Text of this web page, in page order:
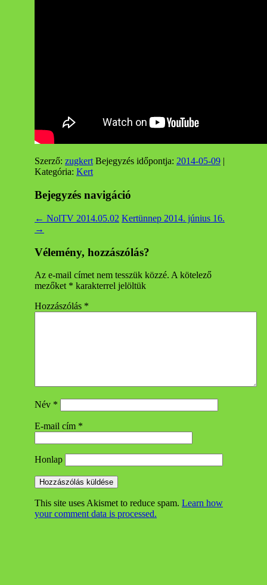
Szerző: zugkertBejegyzés időpontja: 2014-05-09 |
Kategória: Kert
Bejegyzés navigáció
← NolTV 2014.05.02 Kertünnep 2014. június 16.
→
Vélemény, hozzászólás?
Az e-mail címet nem tesszük közzé. A kötelező
mezőket * karakterrel jelöltük
Hozzászólás *
Név *
E-mail cím *
Honlap
This site uses Akismet to reduce spam. Learn how
your comment data is processed.